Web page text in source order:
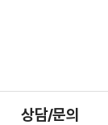
상담/문의